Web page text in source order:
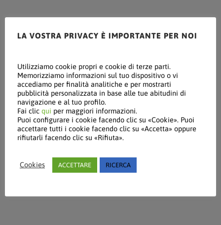
LA VOSTRA PRIVACY È IMPORTANTE PER NOI
Utilizziamo cookie propri e cookie di terze parti.
Memorizziamo informazioni sul tuo dispositivo o vi
accediamo per finalità analitiche e per mostrarti
pubblicità personalizzata in base alle tue abitudini di
navigazione e al tuo profilo.
Fai clic qui per maggiori informazioni.
Puoi configurare i cookie facendo clic su «Cookie». Puoi
accettare tutti i cookie facendo clic su «Accetta» oppure
rifiutarli facendo clic su «Rifiuta».
Cookies ACCETTARE RICERCA